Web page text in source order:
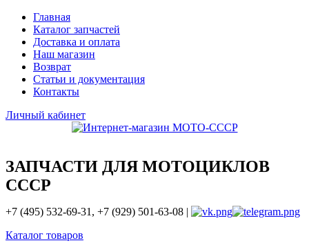
Главная
Каталог запчастей
Доставка и оплата
Наш магазин
Возврат
Статьи и документация
Контакты
Личный кабинет
ЗАПЧАСТИ ДЛЯ МОТОЦИКЛОВ
СССР
+7 (495) 532-69-31, +7 (929) 501-63-08 |
Каталог товаров